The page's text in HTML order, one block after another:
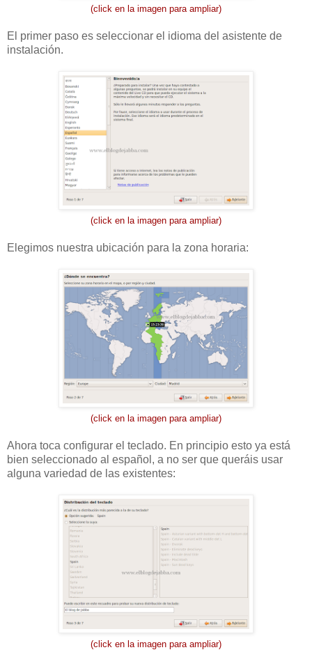
(click en la imagen para ampliar)
El primer paso es seleccionar el idioma del asistente de
instalación.
(click en la imagen para ampliar)
Elegimos nuestra ubicación para la zona horaria:
(click en la imagen para ampliar)
Ahora toca configurar el teclado. En principio esto ya está
bien seleccionado al español, a no ser que queráis usar
alguna variedad de las existentes:
(click en la imagen para ampliar)